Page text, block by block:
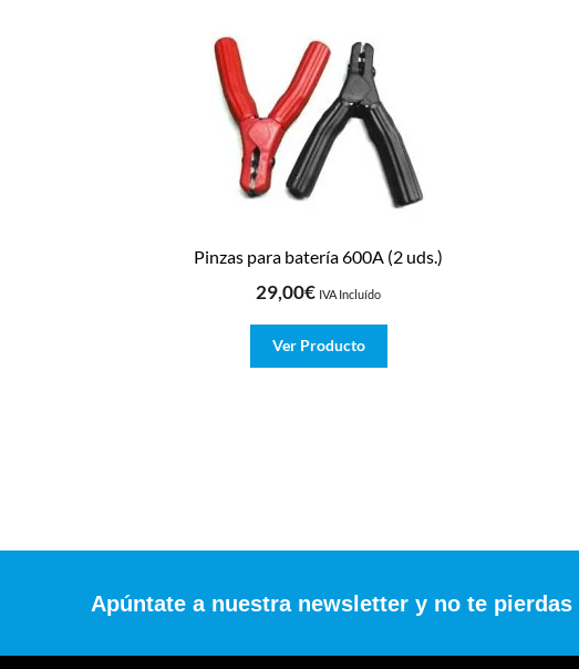
Pinzas para batería 600A (2 uds.)
29,00€ IVA Incluído
Ver Producto
Apúntate a nuestra newsletter y no te